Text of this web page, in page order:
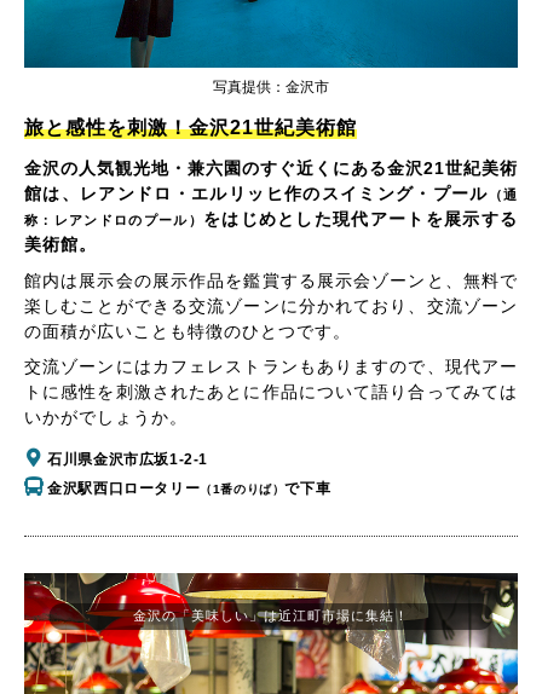
旅と感性を刺激！金沢21世紀美術館
金沢の人気観光地・兼六園のすぐ近くにある金沢21世紀美術
館は、レアンドロ・エルリッヒ作のスイミング・プール （通
称：レアンドロのプール） をはじめとした現代アートを展示する
美術館。
館内は展示会の展示作品を鑑賞する展示会ゾーンと、無料で
楽しむことができる交流ゾーンに分かれており、交流ゾーン
の面積が広いことも特徴のひとつです。
交流ゾーンにはカフェレストランもありますので、現代アー
トに感性を刺激されたあとに作品について語り合ってみては
いかがでしょうか。
石川県金沢市広坂1-2-1
金沢駅西口ロータリー （1番のりば）で下車
写真提供：金沢市
金沢の「美味しい」は近江町市場に集結！